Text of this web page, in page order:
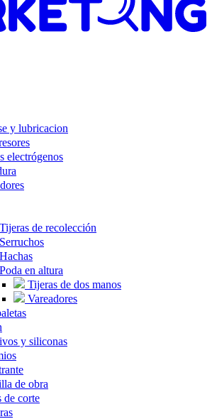
y lubricacion
electrógenos
Tijeras de recolección
Serruchos
Hachas
Poda en altura
Tijeras de dos manos
Vareadores
y siliconas
de obra
de corte